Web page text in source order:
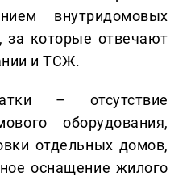
внутридомовых
за которые отвечают
и ТСЖ.
– отсутствие
оборудования,
отдельных домов,
оснащение жилого